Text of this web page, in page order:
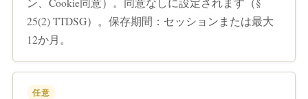
ン、Cookie同意）。同意なしに設定されます（§
25(2) TTDSG）。保存期間：セッションまたは最大
12か月。
任意